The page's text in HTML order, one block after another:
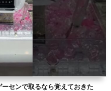
ーセンで取るなら覚えておきた